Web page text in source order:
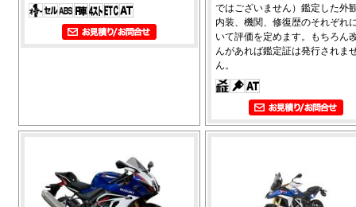
ではございません）鑑定した外
内装、機関、修復歴のそれぞれ
いて評価を定めます。もちろん
んがあれば鑑定証は発行されま
ん。